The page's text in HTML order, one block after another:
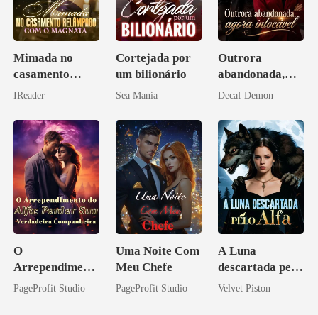
Mimada no
casamento
relâmpago com
IReader
Cortejada por
um bilionário
Sea Mania
Outrora
abandonada,
agora intocável
Decaf Demon
O
Arrependiment
o do Alfa:
PageProfit Studio
Uma Noite Com
Meu Chefe
PageProfit Studio
A Luna
descartada pelo
Alfa
Velvet Piston